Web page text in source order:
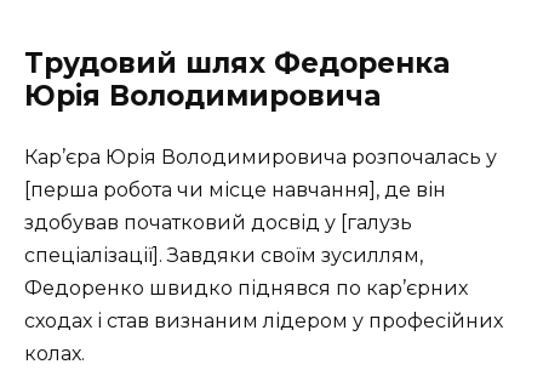
Трудовий шлях Федоренка
Юрія Володимировича
Кар’єра Юрія Володимировича розпочалась у
[перша робота чи місце навчання], де він
здобував початковий досвід у [галузь
спеціалізації]. Завдяки своїм зусиллям,
Федоренко швидко піднявся по кар’єрних
сходах і став визнаним лідером у професійних
колах.